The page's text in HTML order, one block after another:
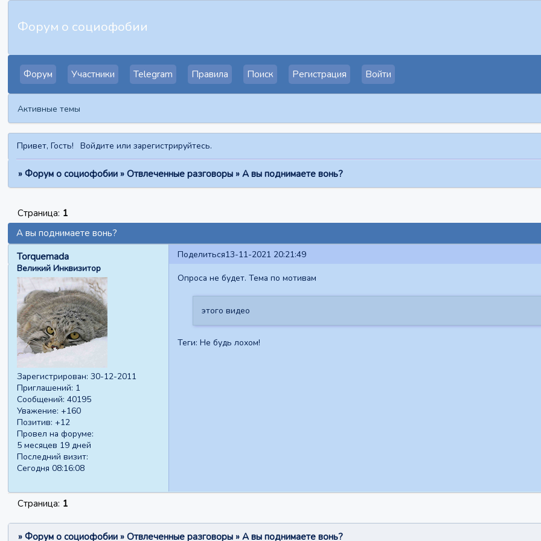
Форум о социофобии
Форум Участники Telegram Правила Поиск Регистрация Войти
Активные темы
Привет, Гость! Войдите илизарегистрируйтесь.
» Форум о социофобии » Отвлеченные разговоры » А вы поднимаете вонь?
А вы поднимаете вонь?
Страница: 1
Поделиться13-11-2021 20:21:49
Torquemada
Великий Инквизитор
Зарегистрирован: 30-12-2011
Приглашений: 1
Сообщений: 40195
Уважение: +160
Позитив: +12
Провел на форуме:
5 месяцев 19 дней
Последний визит:
Сегодня 08:16:08
Опроса не будет. Тема по мотивам
этого видео
Теги: Не будь лохом!
Страница: 1
» Форум о социофобии » Отвлеченные разговоры » А вы поднимаете вонь?